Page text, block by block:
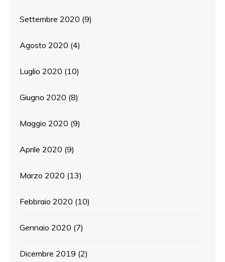
Settembre 2020 (9)
Agosto 2020 (4)
Luglio 2020 (10)
Giugno 2020 (8)
Maggio 2020 (9)
Aprile 2020 (9)
Marzo 2020 (13)
Febbraio 2020 (10)
Gennaio 2020 (7)
Dicembre 2019 (2)